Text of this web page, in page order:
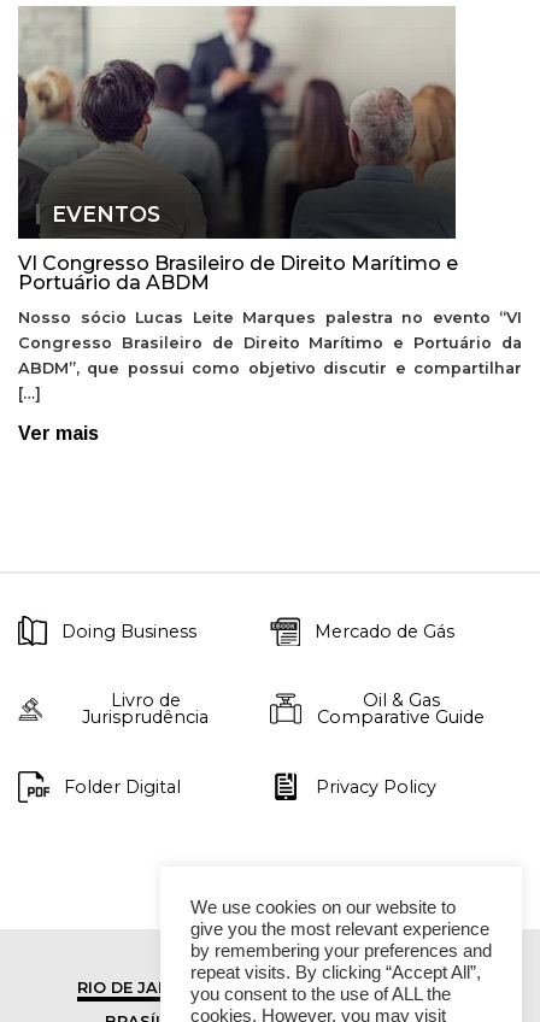
EVENTOS
VI Congresso Brasileiro de Direito Marítimo e
Portuário da ABDM
Nosso sócio Lucas Leite Marques palestra no evento “VI
Congresso Brasileiro de Direito Marítimo e Portuário da
ABDM”, que possui como objetivo discutir e compartilhar
[…]
Ver mais
Doing Business Mercado de Gás
Livro de
Jurisprudência
Oil & Gas
Comparative Guide
Folder Digital Privacy Policy
RIO DE JANEIRO
SÃO PAULO
We use cookies on our website to
give you the most relevant experience
by remembering your preferences and
repeat visits. By clicking “Accept All”,
you consent to the use of ALL the
cookies. However, you may visit